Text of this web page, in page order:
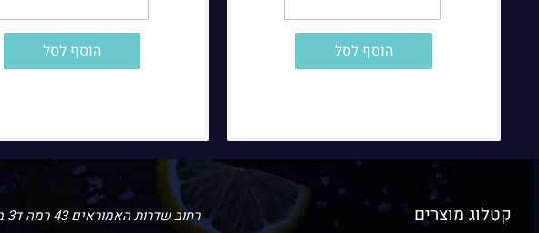
הוסף לסל הוסף לסל
קטלוג מוצרים רחוב שדרות האמוראים 43 רמה ד3 בית שמש